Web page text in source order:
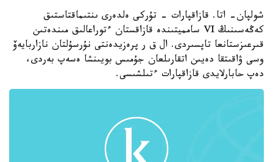
شولپان- اتا. قازاقپارات - تۇركى ەلدەرى ىنتىماقتاستىق
كەڭەسىنىڭ VI سامميتىندە قازاقستان ءتوراعالىق مىندەتىن
قىرعىزستانعا تاپسىردى. ال ق ر پرەزيدەنتى نۇرسۇلتان نازاربايەۆ
وسى ۋاقىتقا دەيىن اتقارىلعان جۇمىس بويىنشا ەسەپ بەردى،
دەپ حابارلايدى قازاقپارات ءتىلشىسى.